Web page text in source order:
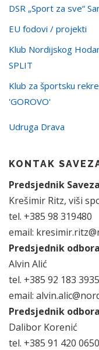
DSR „Sport za sve“
EU fodovi / projekti
Klub Nordijskog
SPLIT
Klub za športsku
'GOROVO'
Udruga Drava
KONTAK
Predsjednik Saveza
Krešimir Ritz, viši
tel. +385 98 319480
email:
Predsjednik
Alvin Alić
tel. +385 92 183 3935
email:
Predsjednik
Dalibor Korenić
tel. +385 91 420 0650